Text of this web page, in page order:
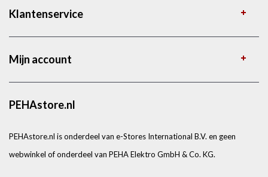
Klantenservice
Mijn account
PEHAstore.nl
PEHAstore.nl is onderdeel van e-Stores International B.V. en geen
webwinkel of onderdeel van PEHA Elektro GmbH & Co. KG.